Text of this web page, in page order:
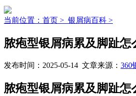
当前位置：首页 > 银屑病百科 >
脓疱型银屑病累及脚趾怎
发布时间：2025-05-14 文章来源： 360
脓疱型银屑病累及脚趾怎